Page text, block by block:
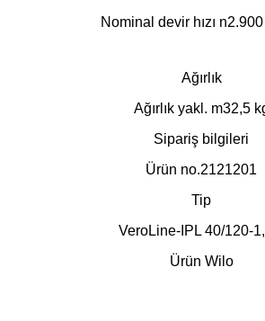
Nominal devir hızı
Ağırlık
Ağırlık yakl. m32,5
Sipariş bilgileri
Ürün no.2121201
Tip
VeroLine-IPL 40/120-
Ürün Wilo